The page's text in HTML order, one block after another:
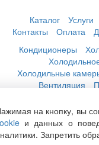
Каталог
Услуги
Контакты
Оплата
Кондиционеры
Холодильные
Вентиляция
+7 (846) 222-06-06
+7 (846) 228-76-46
+7 (846) 300-44-04
на кнопку, вы
и данных о
Запретить